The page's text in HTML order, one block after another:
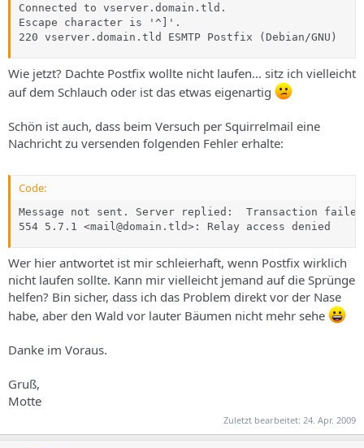
Connected to vserver.domain.tld.
Escape character is '^]'.
220 vserver.domain.tld ESMTP Postfix (Debian/GNU)
Wie jetzt? Dachte Postfix wollte nicht laufen... sitz ich vielleicht
auf dem Schlauch oder ist das etwas eigenartig
Schön ist auch, dass beim Versuch per Squirrelmail eine
Nachricht zu versenden folgenden Fehler erhalte:
Code:
Message not sent. Server replied:  Transaction failed
554 5.7.1 <mail@domain.tld>: Relay access denied
Wer hier antwortet ist mir schleierhaft, wenn Postfix wirklich
nicht laufen sollte. Kann mir vielleicht jemand auf die Sprünge
helfen? Bin sicher, dass ich das Problem direkt vor der Nase
habe, aber den Wald vor lauter Bäumen nicht mehr sehe
Danke im Voraus.
Gruß,
Motte
Zuletzt bearbeitet: 24. Apr. 2009